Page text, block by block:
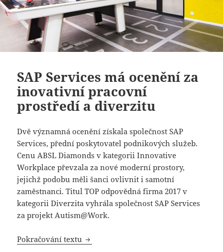
SAP Services má ocenění za
inovativní pracovní
prostředí a diverzitu
Dvě významná ocenění získala společnost SAP
Services, přední poskytovatel podnikových služeb.
Cenu ABSL Diamonds v kategorii Innovative
Workplace převzala za nové moderní prostory,
jejichž podobu měli šanci ovlivnit i samotní
zaměstnanci. Titul TOP odpovědná firma 2017 v
kategorii Diverzita vyhrála společnost SAP Services
za projekt Autism@Work.
Pokračování textu SAP Services má ocenění za